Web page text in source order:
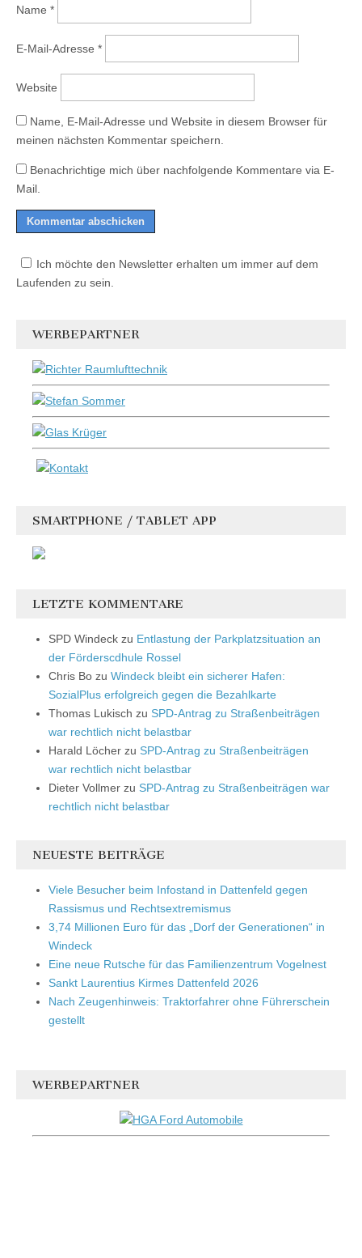
Name *
E-Mail-Adresse *
Website
Name, E-Mail-Adresse und Website in diesem Browser für
meinen nächsten Kommentar speichern.
Benachrichtige mich über nachfolgende Kommentare via E-
Mail.
Ich möchte den Newsletter erhalten um immer auf dem
Laufenden zu sein.
WERBEPARTNER
SMARTPHONE / TABLET APP
LETZTE KOMMENTARE
SPD Windeck zu Entlastung der Parkplatzsituation an
der Förderscdhule Rossel
Chris Bo zu Windeck bleibt ein sicherer Hafen:
SozialPlus erfolgreich gegen die Bezahlkarte
Thomas Lukisch zu SPD-Antrag zu Straßenbeiträgen
war rechtlich nicht belastbar
Harald Löcher zu SPD-Antrag zu Straßenbeiträgen
war rechtlich nicht belastbar
Dieter Vollmer zu SPD-Antrag zu Straßenbeiträgen war
rechtlich nicht belastbar
NEUESTE BEITRÄGE
Viele Besucher beim Infostand in Dattenfeld gegen
Rassismus und Rechtsextremismus
3,74 Millionen Euro für das „Dorf der Generationen“ in
Windeck
Eine neue Rutsche für das Familienzentrum Vogelnest
Sankt Laurentius Kirmes Dattenfeld 2026
Nach Zeugenhinweis: Traktorfahrer ohne Führerschein
gestellt
WERBEPARTNER